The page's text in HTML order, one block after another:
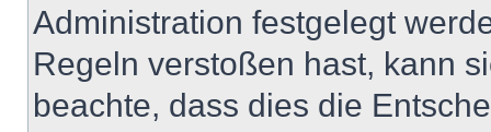
Administration festgelegt
Regeln verstoßen hast, kann
beachte, dass dies die